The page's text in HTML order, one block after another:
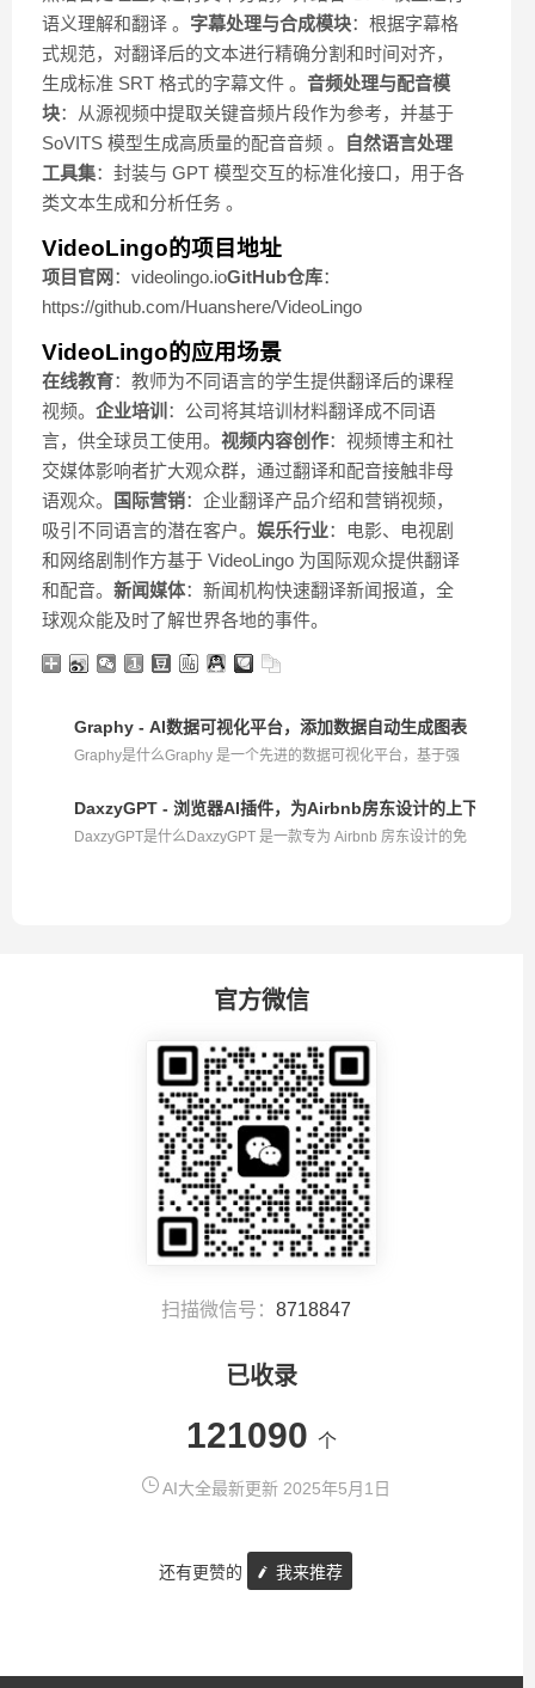
语义理解和翻译 。 字幕处理与合成模块：根据字幕格
式规范，对翻译后的文本进行精确分割和时间对齐，
生成标准 SRT 格式的字幕文件 。 音频处理与配音模
块：从源视频中提取关键音频片段作为参考，并基于
SoVITS 模型生成高质量的配音音频 。
自然语言处理
工具集：封装与 GPT 模型交互的标准化接口，用于各
类文本生成和分析任务 。
VideoLingo的项目地址
项目官网 ：videolingo.ioGitHub仓库：
https://github.com/Huanshere/VideoLingo
VideoLingo的应用场景
在线教育：教师为不同语言的学生提供翻译后的课程
视频。 企业培训 ：公司将其培训材料翻译成不同语
言，供全球员工使用。 视频内容创作：视频博主和社
交媒体影响者扩大观众群，通过翻译和配音接触非母
语观众。
国际营销：企业翻译产品介绍和营销视频，
吸引不同语言的潜在客户。 娱乐行业：电影、电视剧
和网络剧制作方基于 VideoLingo 为国际观众提供翻译
和配音。 新闻媒体：新闻机构快速翻译新闻报道，全
球观众能及时了解世界各地的事件。
Graphy - AI数据可视化平台，添加数据自动生成图表
Graphy是什么Graphy 是一个先进的数据可视化平台，基于强
DaxzyGPT - 浏览器AI插件，为Airbnb房东设计的上下文感知
DaxzyGPT是什么DaxzyGPT 是一款专为 Airbnb 房东设计的免
官方微信
扫描微信号： 8718847
已收录
121090 个
AI大全最新更新 2025年5月1日
还有更赞的 我来推荐